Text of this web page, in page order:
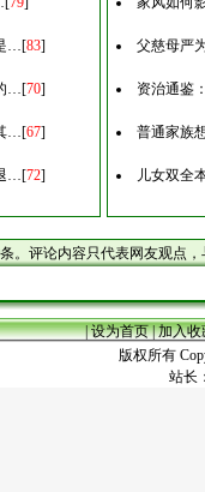
…[83]
…[70]
…[67]
…[72]
父慈母严
资治通鉴
普通家族
儿女双全
条。评论内容只代表网友观点
|设为首页|加入收
版权所有
站长